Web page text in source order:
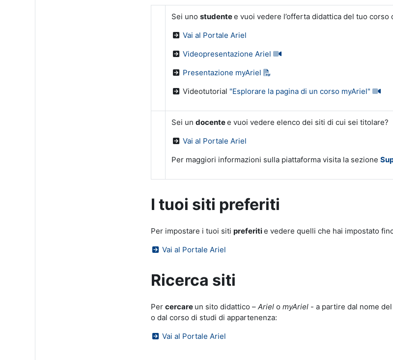
Sei uno studentee vuoi vedere l’offerta didattica del tuo
Vai al Portale Ariel
Videopresentazione Ariel
Presentazione myAriel
Videotutorial "Esplorare la pagina di un corso myAriel"
Sei un docentee vuoi vedere elenco dei siti di cui sei titolare?
Vai al Portale Ariel
Per maggiori informazioni sulla piattaforma visita la sezione
I tuoi siti preferiti
Per impostare i tuoi siti preferitie vedere quelli che hai impostato
Vai al Portale Ariel
Ricerca siti
Per cercare un sito didattico – Ariel o myAriel - a partire dal nome
o dal corso di studi di appartenenza:
Vai al Portale Ariel